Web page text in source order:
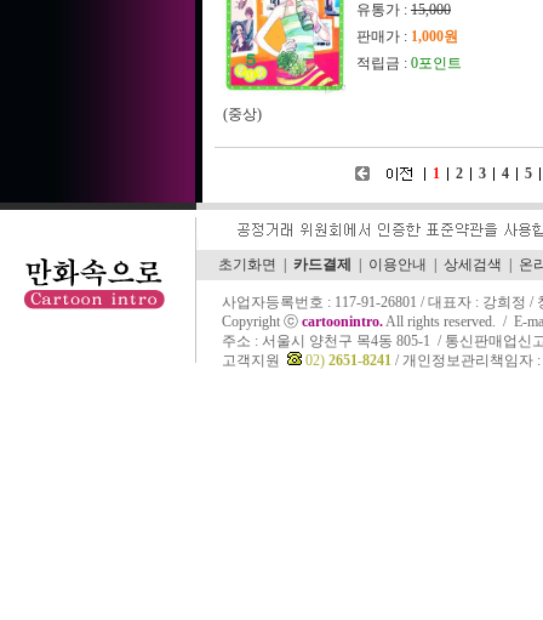
유통가 : 15,000
판매가 : 1,000원
적립금 : 0포인트
(중상)
1 2 3 4 5
초기화면 카드결제 이용안내 상세검색 온
사업자등록번호 : 117-91-26801 / 대표자 : 강희정 /
Copyright ⓒ cartoonintro.All rights reserved. / E-
주소 : 서울시 양천구 목4동 805-1 / 통신판매업신
고객지원
02) 2651-8241 / 개인정보관리책임